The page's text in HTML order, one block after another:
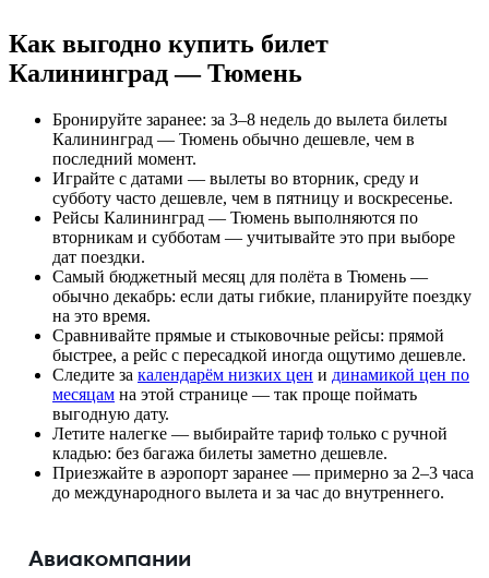
Как выгодно купить билет
Калининград — Тюмень
Бронируйте заранее: за 3–8 недель до вылета билеты
Калининград — Тюмень обычно дешевле, чем в
последний момент.
Играйте с датами — вылеты во вторник, среду и
субботу часто дешевле, чем в пятницу и воскресенье.
Рейсы Калининград — Тюмень выполняются по
вторникам и субботам — учитывайте это при выборе
дат поездки.
Самый бюджетный месяц для полёта в Тюмень —
обычно декабрь: если даты гибкие, планируйте поездку
на это время.
Сравнивайте прямые и стыковочные рейсы: прямой
быстрее, а рейс с пересадкой иногда ощутимо дешевле.
Следите за календарём низких цен и динамикой цен по
месяцам на этой странице — так проще поймать
выгодную дату.
Летите налегке — выбирайте тариф только с ручной
кладью: без багажа билеты заметно дешевле.
Приезжайте в аэропорт заранее — примерно за 2–3 часа
до международного вылета и за час до внутреннего.
Авиакомпании